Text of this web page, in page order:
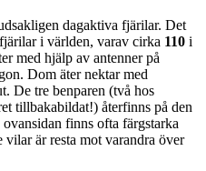
dagaktiva fjärilar. Det
i världen, varav cirka 110 i
med hjälp av antenner på
Dom äter nektar med
De tre benparen (två hos
tillbakabildat!) återfinns på den
finns ofta färgstarka
är resta mot varandra över